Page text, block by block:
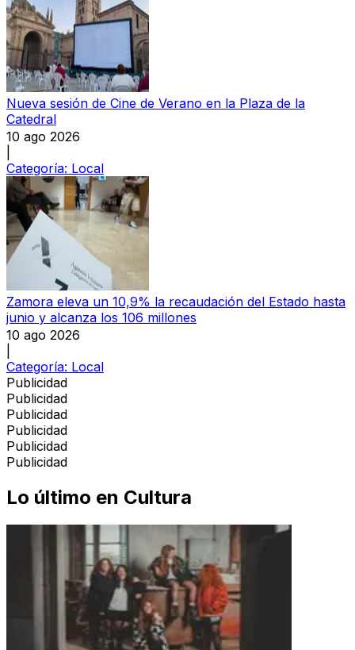
Nueva sesión de Cine de Verano en la Plaza de la
Catedral
10 ago 2026
Categoría: Local
Zamora eleva un 10,9% la recaudación del Estado hasta
junio y alcanza los 106 millones
10 ago 2026
Categoría: Local
Publicidad
Publicidad
Publicidad
Publicidad
Publicidad
Publicidad
Lo último en Cultura